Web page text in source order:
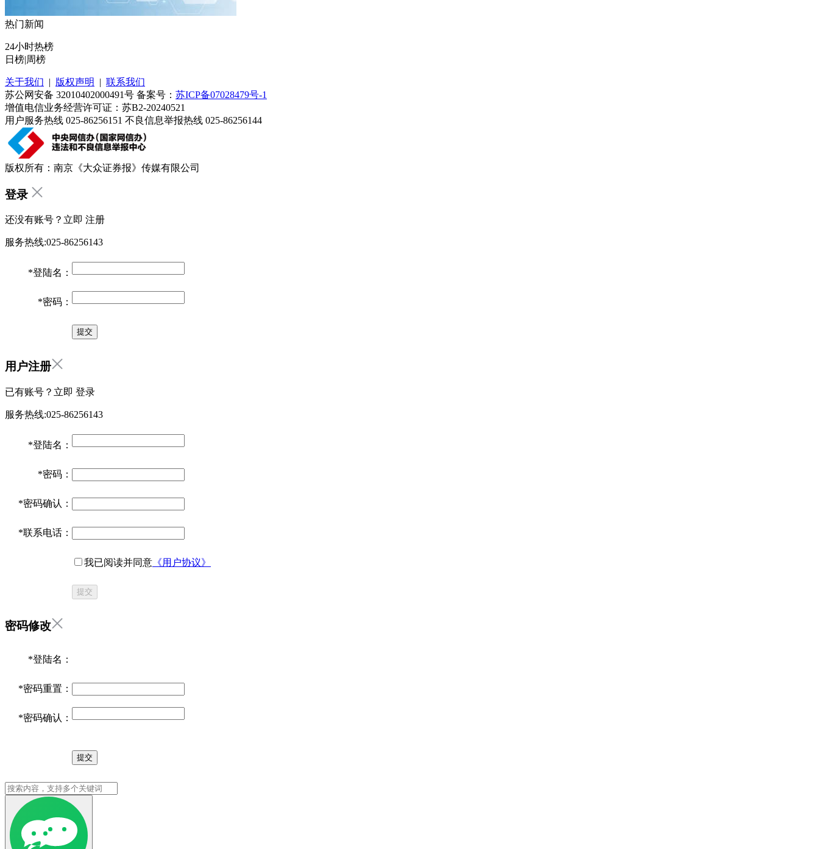
热门新闻
24小时热榜
日榜|周榜
关于我们 | 版权声明 | 联系我们
苏公网安备 32010402000491号 备案号： 苏ICP备07028479号-1
增值电信业务经营许可证：苏B2-20240521
用户服务热线 025-86256151 不良信息举报热线 025-86256144
版权所有：南京《大众证券报》传媒有限公司
登录
还没有账号？立即 注册
服务热线:025-86256143
*登陆名：
*密码：
用户注册
已有账号？立即 登录
服务热线:025-86256143
*登陆名：
*密码：
*密码确认：
*联系电话：
我已阅读并同意 《用户协议》
提交
密码修改
*登陆名：
*密码重置：
*密码确认：